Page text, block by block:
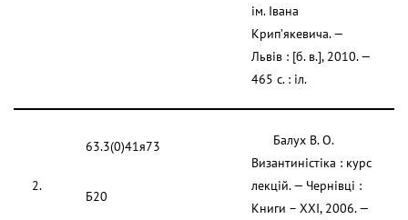
ім. Івана
Крип’якевича. —
Львів : [б. в.], 2010. —
465 с. : іл.
2.
63.3(0)41я73
Б20
Балух В. О.
Византиністіка : курс
лекцій. — Чернівці :
Книги – XXI, 2006. —